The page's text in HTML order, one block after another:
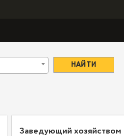
Заведующий хозяйством